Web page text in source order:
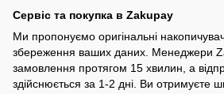
Сервіс та покупка в Zakupay
Ми пропонуємо оригінальні
збереження ваших даних. Менеджери
замовлення протягом 15 хвилин, а
здійснюється за 1-2 дні. Ви отримуєте